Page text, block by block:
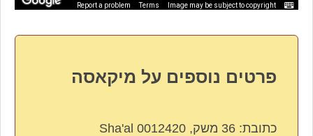
Image may be subject to copyright
Terms
Report a problem
פרטים נוספים על מיקאסה
כתובת: 36 משק, Sha'al 0012420